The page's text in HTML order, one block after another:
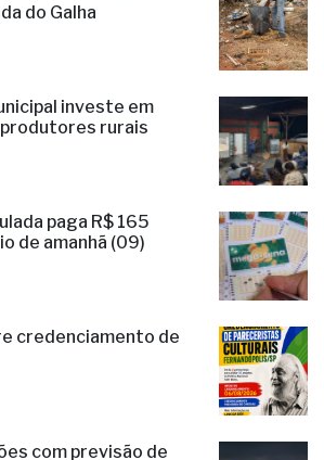
do Galha
investe em
rurais
paga R$ 165
de amanhã (09)
credenciamento de
com previsão de